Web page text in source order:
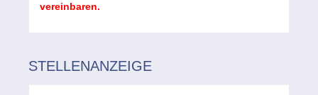
vereinbaren.
STELLENANZEIGE